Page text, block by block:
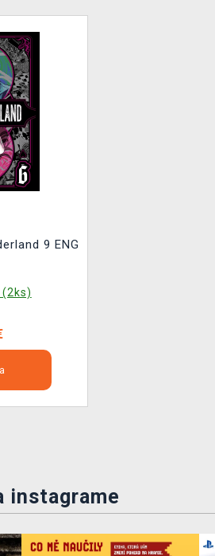
9 ENG
instagrame